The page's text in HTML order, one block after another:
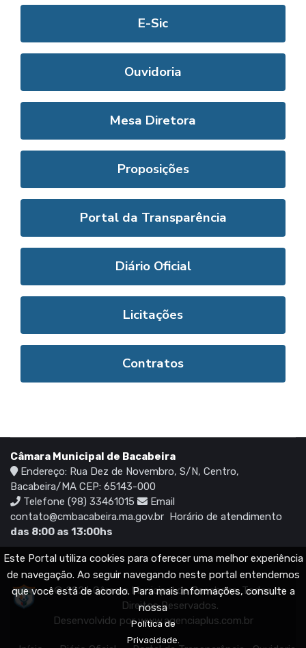
Este Portal utiliza cookies para oferecer uma melhor experiência
de navegação. Ao seguir navegando neste portal entendemos
que você está de acordo. Para mais informações, consulte a
nossa
Política de
Privacidade.
E-Sic
Ouvidoria
Mesa Diretora
Proposições
Portal da Transparência
Diário Oficial
Licitações
Contratos
Câmara Municipal de Bacabeira
Endereço: Rua Dez de Novembro, S/N, Centro,
Bacabeira/MA CEP: 65143-000
Telefone (98) 33461015
Email
contato@cmbacabeira.ma.gov.br Horário de atendimento
das 8:00 as 13:00hs
© 2026 Câmara Municipal de Bacabeira. Todos os
Direitos Reservados.
Desenvolvido porwww.agenciaplus.com.br